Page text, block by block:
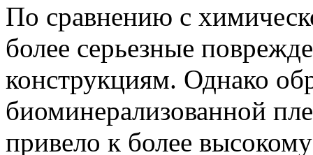
По сравнению с
более серьезные
конструкциям. Однако
биоминерализованной
привело к более